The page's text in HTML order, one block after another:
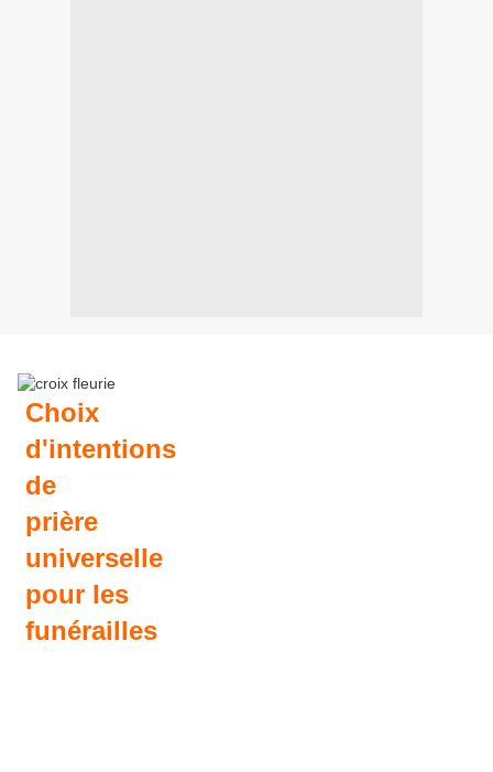
Choix
d'intentions
de
prière
universelle
pour les
funérailles